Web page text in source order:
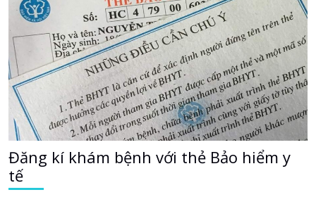
Đăng kí khám bệnh với thẻ Bảo hiểm y
tế